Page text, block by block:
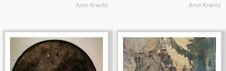
Aron Kravitz
Aron Kravitz